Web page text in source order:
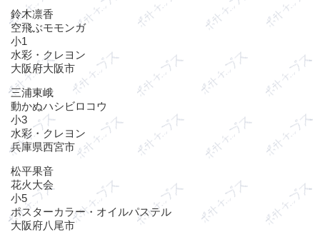
鈴木凛香
空飛ぶモモンガ
小1
水彩・クレヨン
大阪府大阪市
三浦東峨
動かぬハシビロコウ
小3
水彩・クレヨン
兵庫県西宮市
松平果音
花火大会
小5
ポスターカラー・オイルパステル
大阪府八尾市